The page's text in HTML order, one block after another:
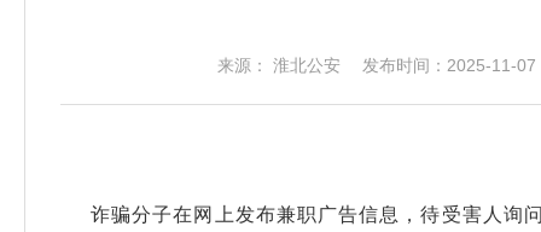
来源： 淮北公安 发布时间：2025-11-
诈骗分子在网上发布兼职广告信息，待受害人询